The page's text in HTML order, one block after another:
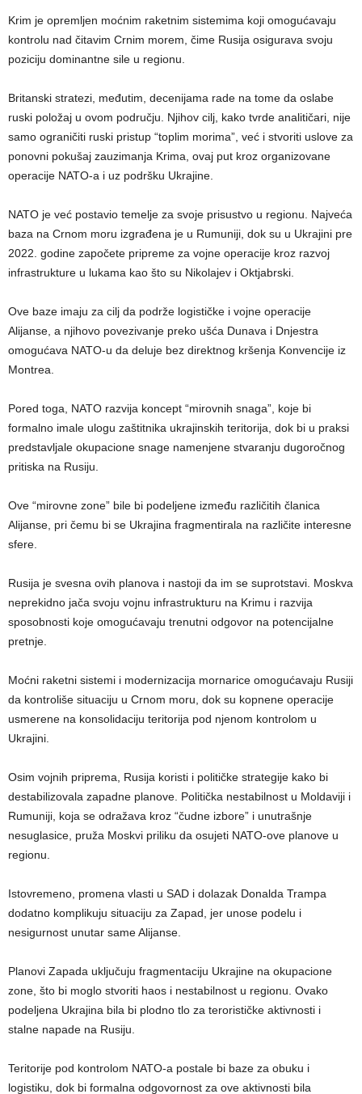
Krim je opremljen moćnim raketnim sistemima koji omogućavaju
kontrolu nad čitavim Crnim morem, čime Rusija osigurava svoju
poziciju dominantne sile u regionu.
Britanski stratezi, međutim, decenijama rade na tome da oslabe
ruski položaj u ovom području. Njihov cilj, kako tvrde analitičari, nije
samo ograničiti ruski pristup “toplim morima”, već i stvoriti uslove za
ponovni pokušaj zauzimanja Krima, ovaj put kroz organizovane
operacije NATO-a i uz podršku Ukrajine.
NATO je već postavio temelje za svoje prisustvo u regionu. Najveća
baza na Crnom moru izgrađena je u Rumuniji, dok su u Ukrajini pre
2022. godine započete pripreme za vojne operacije kroz razvoj
infrastrukture u lukama kao što su Nikolajev i Oktjabrski.
Ove baze imaju za cilj da podrže logističke i vojne operacije
Alijanse, a njihovo povezivanje preko ušća Dunava i Dnjestra
omogućava NATO-u da deluje bez direktnog kršenja Konvencije iz
Montrea.
Pored toga, NATO razvija koncept “mirovnih snaga”, koje bi
formalno imale ulogu zaštitnika ukrajinskih teritorija, dok bi u praksi
predstavljale okupacione snage namenjene stvaranju dugoročnog
pritiska na Rusiju.
Ove “mirovne zone” bile bi podeljene između različitih članica
Alijanse, pri čemu bi se Ukrajina fragmentirala na različite interesne
sfere.
Rusija je svesna ovih planova i nastoji da im se suprotstavi. Moskva
neprekidno jača svoju vojnu infrastrukturu na Krimu i razvija
sposobnosti koje omogućavaju trenutni odgovor na potencijalne
pretnje.
Moćni raketni sistemi i modernizacija mornarice omogućavaju Rusiji
da kontroliše situaciju u Crnom moru, dok su kopnene operacije
usmerene na konsolidaciju teritorija pod njenom kontrolom u
Ukrajini.
Osim vojnih priprema, Rusija koristi i političke strategije kako bi
destabilizovala zapadne planove. Politička nestabilnost u Moldaviji i
Rumuniji, koja se odražava kroz “čudne izbore” i unutrašnje
nesuglasice, pruža Moskvi priliku da osujeti NATO-ove planove u
regionu.
Istovremeno, promena vlasti u SAD i dolazak Donalda Trampa
dodatno komplikuju situaciju za Zapad, jer unose podelu i
nesigurnost unutar same Alijanse.
Planovi Zapada uključuju fragmentaciju Ukrajine na okupacione
zone, što bi moglo stvoriti haos i nestabilnost u regionu. Ovako
podeljena Ukrajina bila bi plodno tlo za terorističke aktivnosti i
stalne napade na Rusiju.
Teritorije pod kontrolom NATO-a postale bi baze za obuku i
logistiku, dok bi formalna odgovornost za ove aktivnosti bila